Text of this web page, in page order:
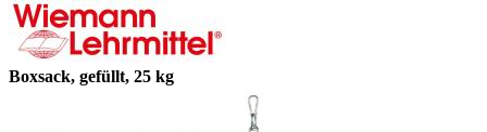
Boxsack, gefüllt, 25 kg